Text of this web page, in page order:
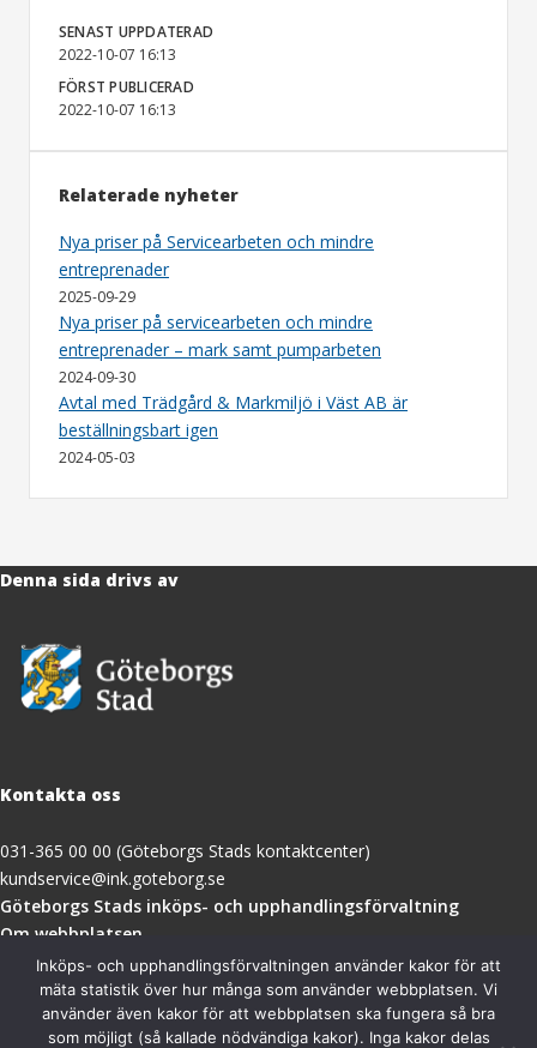
SENAST UPPDATERAD
2022-10-07 16:13
FÖRST PUBLICERAD
2022-10-07 16:13
Relaterade nyheter
Nya priser på Servicearbeten och mindre
entreprenader
2025-09-29
Nya priser på servicearbeten och mindre
entreprenader – mark samt pumparbeten
2024-09-30
Avtal med Trädgård & Markmiljö i Väst AB är
beställningsbart igen
2024-05-03
Denna sida drivs av
Kontakta oss
031-365 00 00 (Göteborgs Stads kontaktcenter)
kundservice@ink.goteborg.se
Göteborgs Stads inköps- och upphandlingsförvaltning(öppnas
nytt
fönster)
Om webbplatsen
Tillgänglighetsredogörelse
Besöksadress
Inköps- och upphandlingsförvaltningen använder kakor för att
mäta statistik över hur många som använder webbplatsen. Vi
använder även kakor för att webbplatsen ska fungera så bra
som möjligt (så kallade nödvändiga kakor). Inga kakor delas